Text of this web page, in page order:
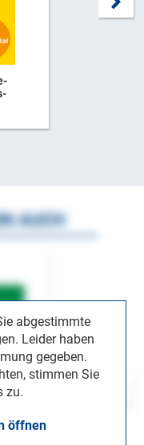
abgestimmte
Leider haben
gegeben.
stimmen Sie
zu.
öffnen
AUCH